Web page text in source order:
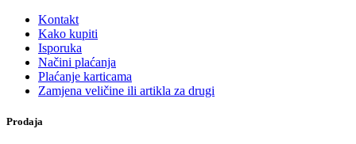
Kontakt
Kako kupiti
Isporuka
Načini plaćanja
Plaćanje karticama
Zamjena veličine ili artikla za drugi
Prodaja